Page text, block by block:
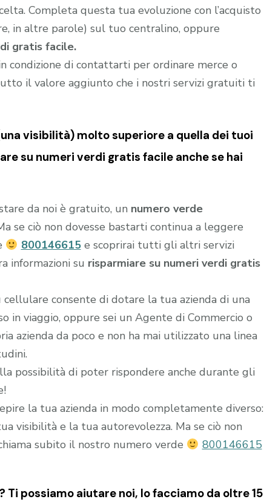
Completa questa tua evoluzione con l’acquisto
in altre parole) sul tuo centralino, oppure
gratis facile.
condizione di contattarti per ordinare merce o
il valore aggiunto che i nostri servizi gratuiti ti
visibilità) molto superiore a quella dei tuoi
su numeri verdi gratis facile anche se hai
da noi è gratuito, un numero verde
se ciò non dovesse bastarti continua a leggere
800146615e scoprirai tutti gli altri servizi
informazioni su risparmiare su numeri verdi gratis
cellulare consente di dotare la tua azienda di una
in viaggio, oppure sei un Agente di Commercio o
azienda da poco e non ha mai utilizzato una linea
possibilità di poter rispondere anche durante gli
la tua azienda in modo completamente diverso:
visibilità e la tua autorevolezza. Ma se ciò non
subito il nostro numero verde
800146615
possiamo aiutare noi, lo facciamo da oltre 15